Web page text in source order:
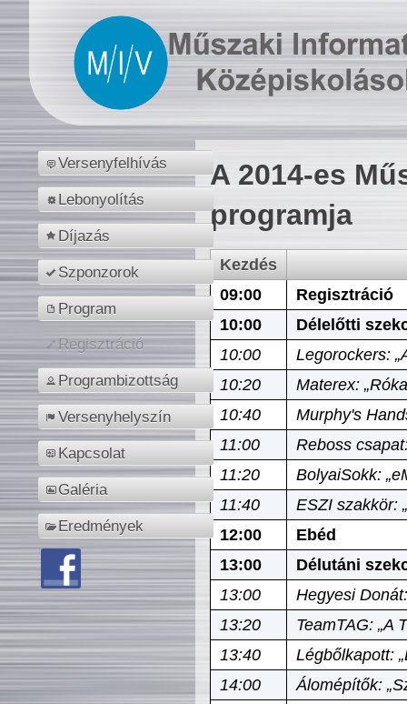
Versenyfelhívás
Lebonyolítás
Díjazás
Szponzorok
Program
Regisztráció
Programbizottság
Versenyhelyszín
Kapcsolat
Galéria
Eredmények
A 2014-es
programja
Kezdés
09:00
Regisztráció
10:00
Délelőtti
10:00
Legorockers:
10:20
Materex:
10:40
Murphy's
11:00
Reboss
11:20
BolyaiSokk:
11:40
ESZI szakkör:
12:00
Ebéd
13:00
Délutáni
13:00
Hegyesi
13:20
TeamTAG: „A
13:40
Légbőlkapott:
14:00
Álomépítők: